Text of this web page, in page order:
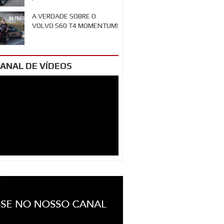
A VERDADE SOBRE O
VOLVO S60 T4 MOMENTUM!
DE VÍDEOS